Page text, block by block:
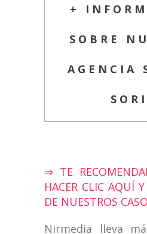
+
SOBRE
AGENCIA
⇒ TE
HACER CLIC AQUÍ
DE NUESTROS
Nirmedia lleva